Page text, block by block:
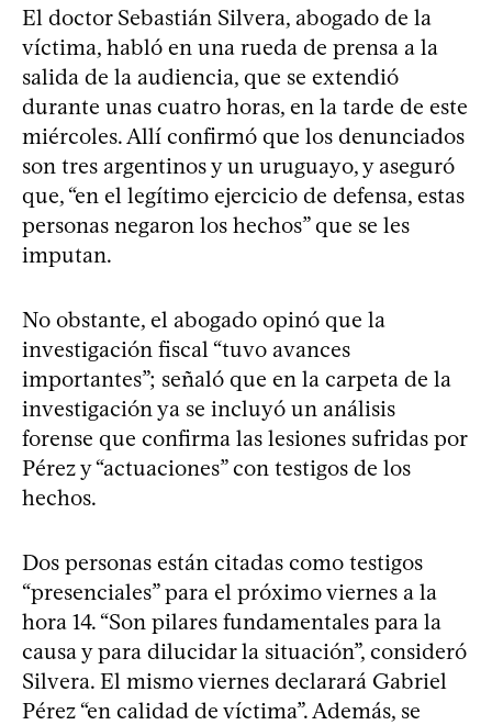
El doctor Sebastián Silvera, abogado de la
víctima, habló en una rueda de prensa a la
salida de la audiencia, que se extendió
durante unas cuatro horas, en la tarde de este
miércoles. Allí confirmó que los denunciados
son tres argentinos y un uruguayo, y aseguró
que, “en el legítimo ejercicio de defensa, estas
personas negaron los hechos” que se les
imputan.
No obstante, el abogado opinó que la
investigación fiscal “tuvo avances
importantes”; señaló que en la carpeta de la
investigación ya se incluyó un análisis
forense que confirma las lesiones sufridas por
Pérez y “actuaciones” con testigos de los
hechos.
Dos personas están citadas como testigos
“presenciales” para el próximo viernes a la
hora 14. “Son pilares fundamentales para la
causa y para dilucidar la situación”, consideró
Silvera. El mismo viernes declarará Gabriel
Pérez “en calidad de víctima”. Además, se